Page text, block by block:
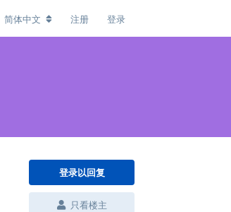
简体中文 注册 登录
登录以回复
只看楼主